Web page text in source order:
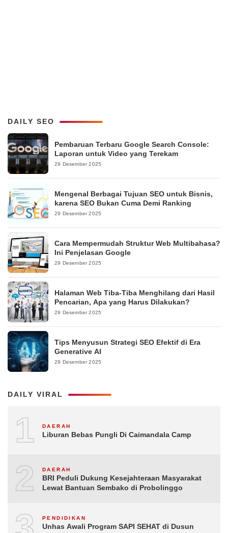
DAILY SEO
Pembaruan Terbaru Google Search Console:
Laporan untuk Video yang Terekam
29 Desember 2025
Mengenal Berbagai Tujuan SEO untuk Bisnis,
karena SEO Bukan Cuma Demi Ranking
29 Desember 2025
Cara Mempermudah Struktur Web Multibahasa?
Ini Penjelasan Google
29 Desember 2025
Halaman Web Tiba-Tiba Menghilang dari Hasil
Pencarian, Apa yang Harus Dilakukan?
29 Desember 2025
Tips Menyusun Strategi SEO Efektif di Era
Generative AI
29 Desember 2025
DAILY VIRAL
1 DAERAH
Liburan Bebas Pungli Di Caimandala Camp
2 DAERAH
BRI Peduli Dukung Kesejahteraan Masyarakat
Lewat Bantuan Sembako di Probolinggo
PENDIDIKAN
Unhas Awali Program SAPI SEHAT di Dusun